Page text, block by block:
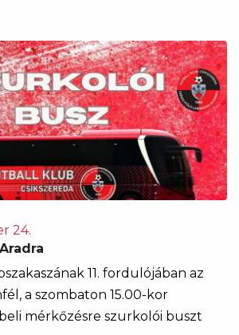
24.
11. fordulójában az
a szombaton 15.00-kor
mérkőzésre szurkolói buszt